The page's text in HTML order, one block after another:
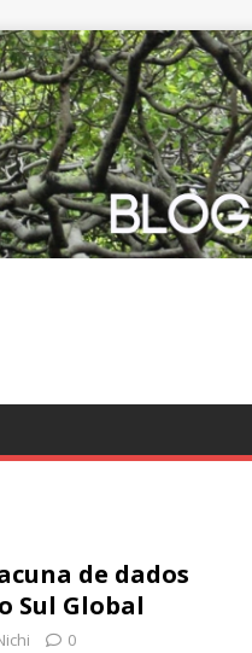
de dados
Sul Global
0